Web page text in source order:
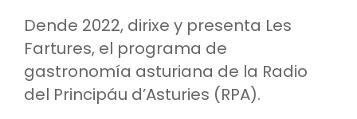
Dende 2022, dirixe y presenta Les
Fartures, el programa de
gastronomía asturiana de la Radio
del Principáu d’Asturies (RPA).